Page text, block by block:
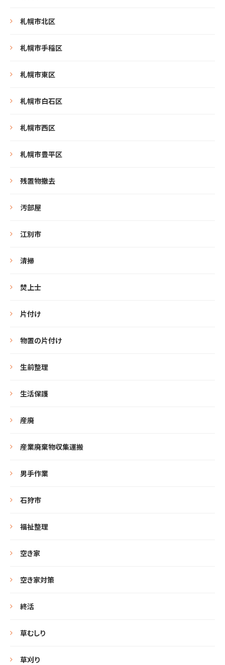
札幌市北区
札幌市手稲区
札幌市東区
札幌市白石区
札幌市西区
札幌市豊平区
残置物撤去
汚部屋
江別市
清掃
焚上士
片付け
物置の片付け
生前整理
生活保護
産廃
産業廃棄物収集運搬
男手作業
石狩市
福祉整理
空き家
空き家対策
終活
草むしり
草刈り